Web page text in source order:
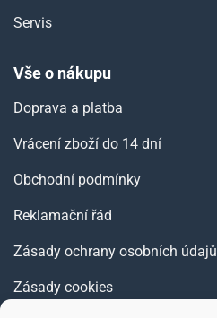
Servis
Vše o nákupu
Doprava a platba
Vrácení zboží do 14 dní
Obchodní podmínky
Reklamační řád
Zásady ochrany osobních údajů
Zásady cookies